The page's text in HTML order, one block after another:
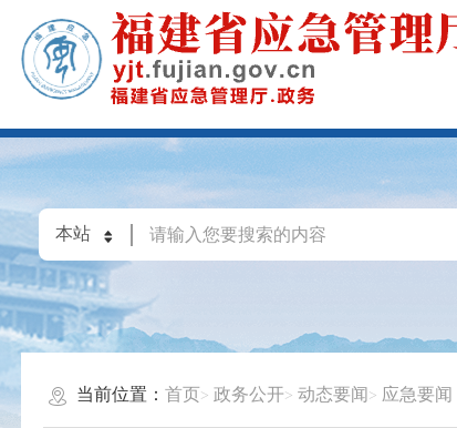
当前位置：首页 政务公开 动态要闻 应急要闻